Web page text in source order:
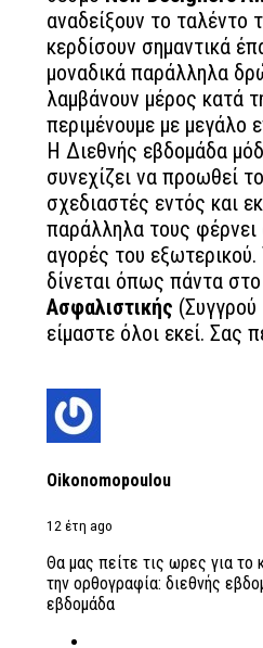
αναδείξουν το ταλέντο
κερδίσουν σημαντικά
μοναδικά παράλληλα
λαμβάνουν μέρος κατά
περιμένουμε με μεγάλο
Η Διεθνής εβδομάδα
συνεχίζει να προωθεί
σχεδιαστές εντός και
παράλληλα τους
αγορές του
δίνεται όπως πάντα στο
Ασφαλιστικής
είμαστε όλοι εκεί. Σας
Oikonomopoulou
12 έτη ago
Θα μας πείτε τις ωρες για το
την ορθογραφία: διεθνής
εβδομάδα